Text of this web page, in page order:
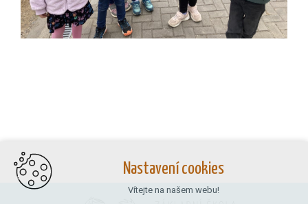
Nastavení cookies
Vítejte na našem webu!